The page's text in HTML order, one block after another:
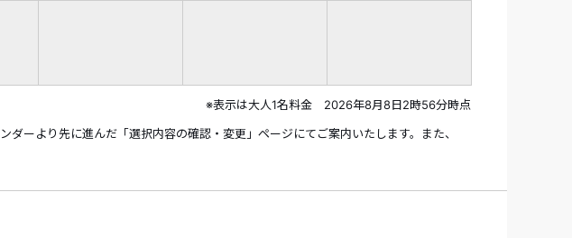
※表示は大人1名料金 2026年8月8日2時56分時点
ーより先に進んだ「選択内容の確認・変更」ページにてご案内いたします。また、